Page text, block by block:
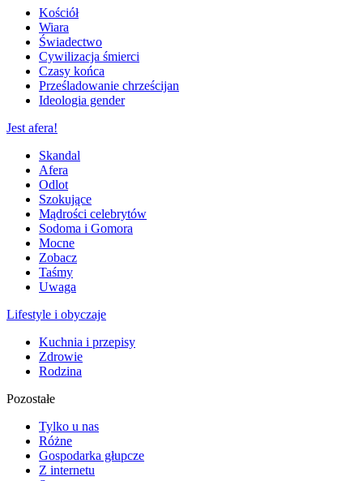
Kościół
Wiara
Świadectwo
Cywilizacja śmierci
Czasy końca
Prześladowanie chrześcijan
Ideologia gender
Jest afera!
Skandal
Afera
Odlot
Szokujące
Mądrości celebrytów
Sodoma i Gomora
Mocne
Zobacz
Taśmy
Uwaga
Lifestyle i obyczaje
Kuchnia i przepisy
Zdrowie
Rodzina
Pozostałe
Tylko u nas
Różne
Gospodarka głupcze
Z internetu